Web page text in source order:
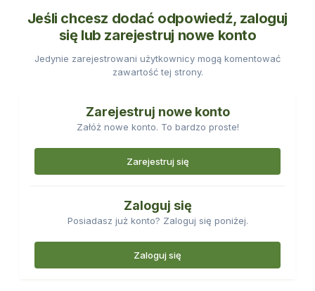
Jeśli chcesz dodać odpowiedź, zaloguj
się lub zarejestruj nowe konto
Jedynie zarejestrowani użytkownicy mogą komentować
zawartość tej strony.
Zarejestruj nowe konto
Załóż nowe konto. To bardzo proste!
Zarejestruj się
Zaloguj się
Posiadasz już konto? Zaloguj się poniżej.
Zaloguj się